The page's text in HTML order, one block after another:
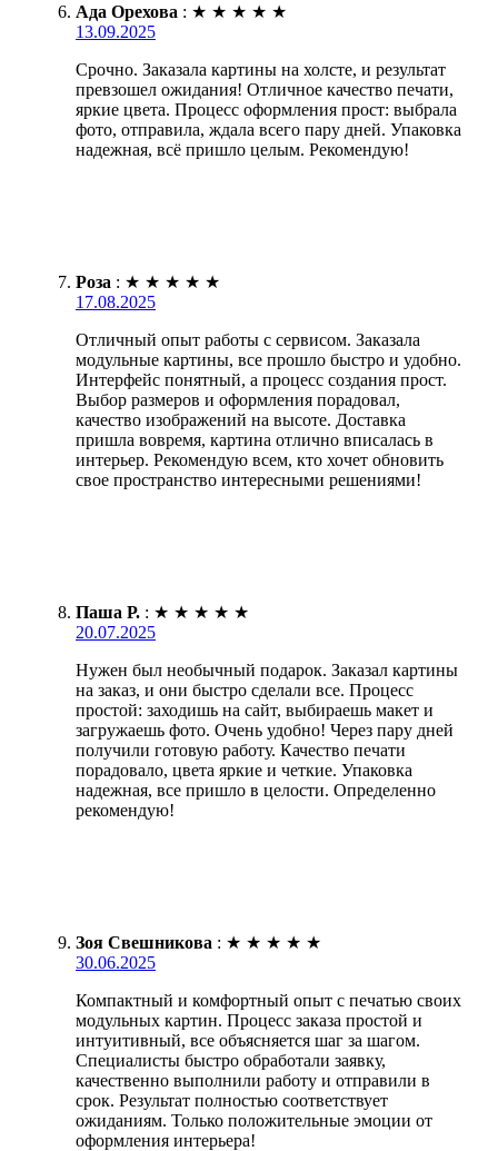
Ада Орехова : ★ ★ ★ ★ ★
13.09.2025
Срочно. Заказала картины на холсте, и результат
превзошел ожидания! Отличное качество печати,
яркие цвета. Процесс оформления прост: выбрала
фото, отправила, ждала всего пару дней. Упаковка
надежная, всё пришло целым. Рекомендую!
Роза : ★ ★ ★ ★ ★
17.08.2025
Отличный опыт работы с сервисом. Заказала
модульные картины, все прошло быстро и удобно.
Интерфейс понятный, а процесс создания прост.
Выбор размеров и оформления порадовал,
качество изображений на высоте. Доставка
пришла вовремя, картина отлично вписалась в
интерьер. Рекомендую всем, кто хочет обновить
свое пространство интересными решениями!
Паша Р. : ★ ★ ★ ★ ★
20.07.2025
Нужен был необычный подарок. Заказал картины
на заказ, и они быстро сделали все. Процесс
простой: заходишь на сайт, выбираешь макет и
загружаешь фото. Очень удобно! Через пару дней
получили готовую работу. Качество печати
порадовало, цвета яркие и четкие. Упаковка
надежная, все пришло в целости. Определенно
рекомендую!
Зоя Свешникова : ★ ★ ★ ★ ★
30.06.2025
Компактный и комфортный опыт с печатью своих
модульных картин. Процесс заказа простой и
интуитивный, все объясняется шаг за шагом.
Специалисты быстро обработали заявку,
качественно выполнили работу и отправили в
срок. Результат полностью соответствует
ожиданиям. Только положительные эмоции от
оформления интерьера!